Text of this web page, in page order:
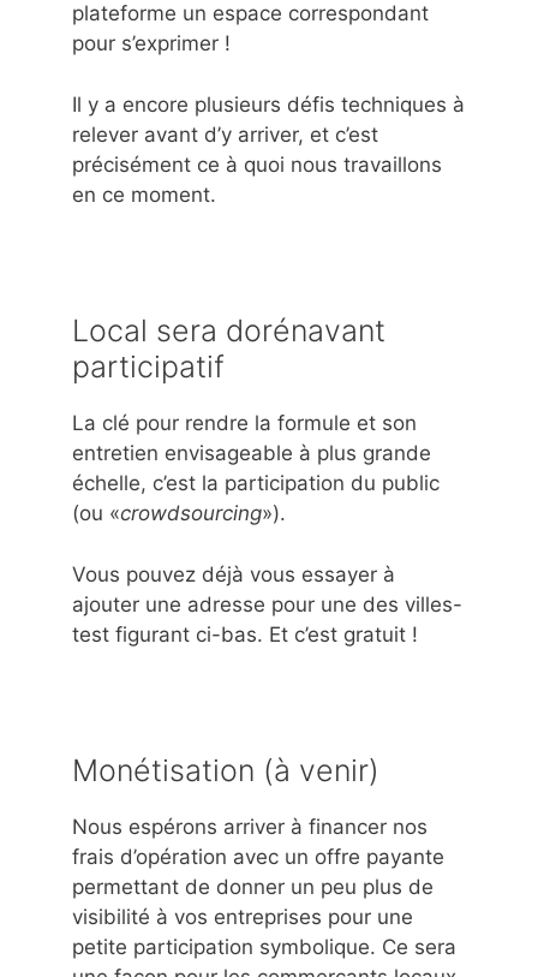
plateforme un espace correspondant
pour s’exprimer !
Il y a encore plusieurs défis techniques à
relever avant d’y arriver, et c’est
précisément ce à quoi nous travaillons
en ce moment.
Local sera dorénavant
participatif
La clé pour rendre la formule et son
entretien envisageable à plus grande
échelle, c’est la participation du public
(ou «crowdsourcing»).
Vous pouvez déjà vous essayer à
ajouter une adresse pour une des villes-
test figurant ci-bas. Et c’est gratuit !
Monétisation (à venir)
Nous espérons arriver à financer nos
frais d’opération avec un offre payante
permettant de donner un peu plus de
visibilité à vos entreprises pour une
petite participation symbolique. Ce sera